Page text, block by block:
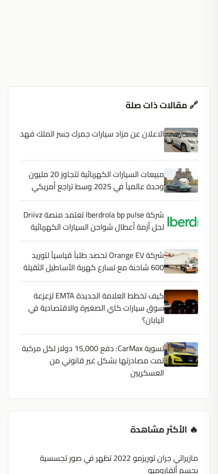
🔗 مقالات ذات صلة
الاعلان عن مزاد سيارات جمرك جسر الملك فهد
مبيعات السيارات الكهربائية تتجاوز 20 مليون
وحدة عالمياً في 2025 وسط تراجع أمريكي
شركة Iberdrola bp pulse تعتمد منصة Driivz
لحل أزمة أعطال شواحن السيارات الكهربائية
شركة Orange EV تحصد طلباً قياسياً لتوريد
600 شاحنة مع تسارع كهربة الأساطيل الثقيلة
كيف تخطط العلامة الجديدة EMTA لزعزعة
سوق سيارات كاي الصغيرة والاقتصادية في
اليابان؟
تسوية CarMax: دفع 15,000 دولار لكل مركبة
تمت مصادرتها بشكل غير قانوني من
العسكريين
🔥 الأكثر مشاهدة
مازيراتي جران توريزمو 2022 تظهر في صور تجسسية
بجسم ألفاروميو